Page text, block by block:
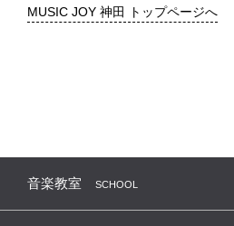
MUSIC JOY 神田 トップページへ
音楽教室 SCHOOL